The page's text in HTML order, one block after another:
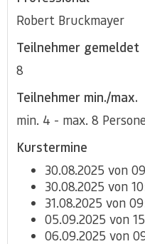
Robert Bruckmayer
Teilnehmer gemeldet
8
Teilnehmer min./max.
min. 4 - max. 8
Kurstermine
30.08.2025 von
30.08.2025 von
31.08.2025 von
05.09.2025 von
06.09.2025 von